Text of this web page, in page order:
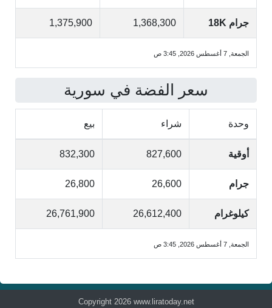
جرام 18K 1,368,300
1,375,900
الجمعة, 7 أغسطس 2026, 3:45 ص
سعر الفضة في سورية
وحدة شراء بيع
أوقية 827,600
832,300
جرام 26,600
26,800
كيلوغرام 26,612,400
26,761,900
الجمعة, 7 أغسطس 2026, 3:45 ص
Copyright 2026 www.liratoday.net